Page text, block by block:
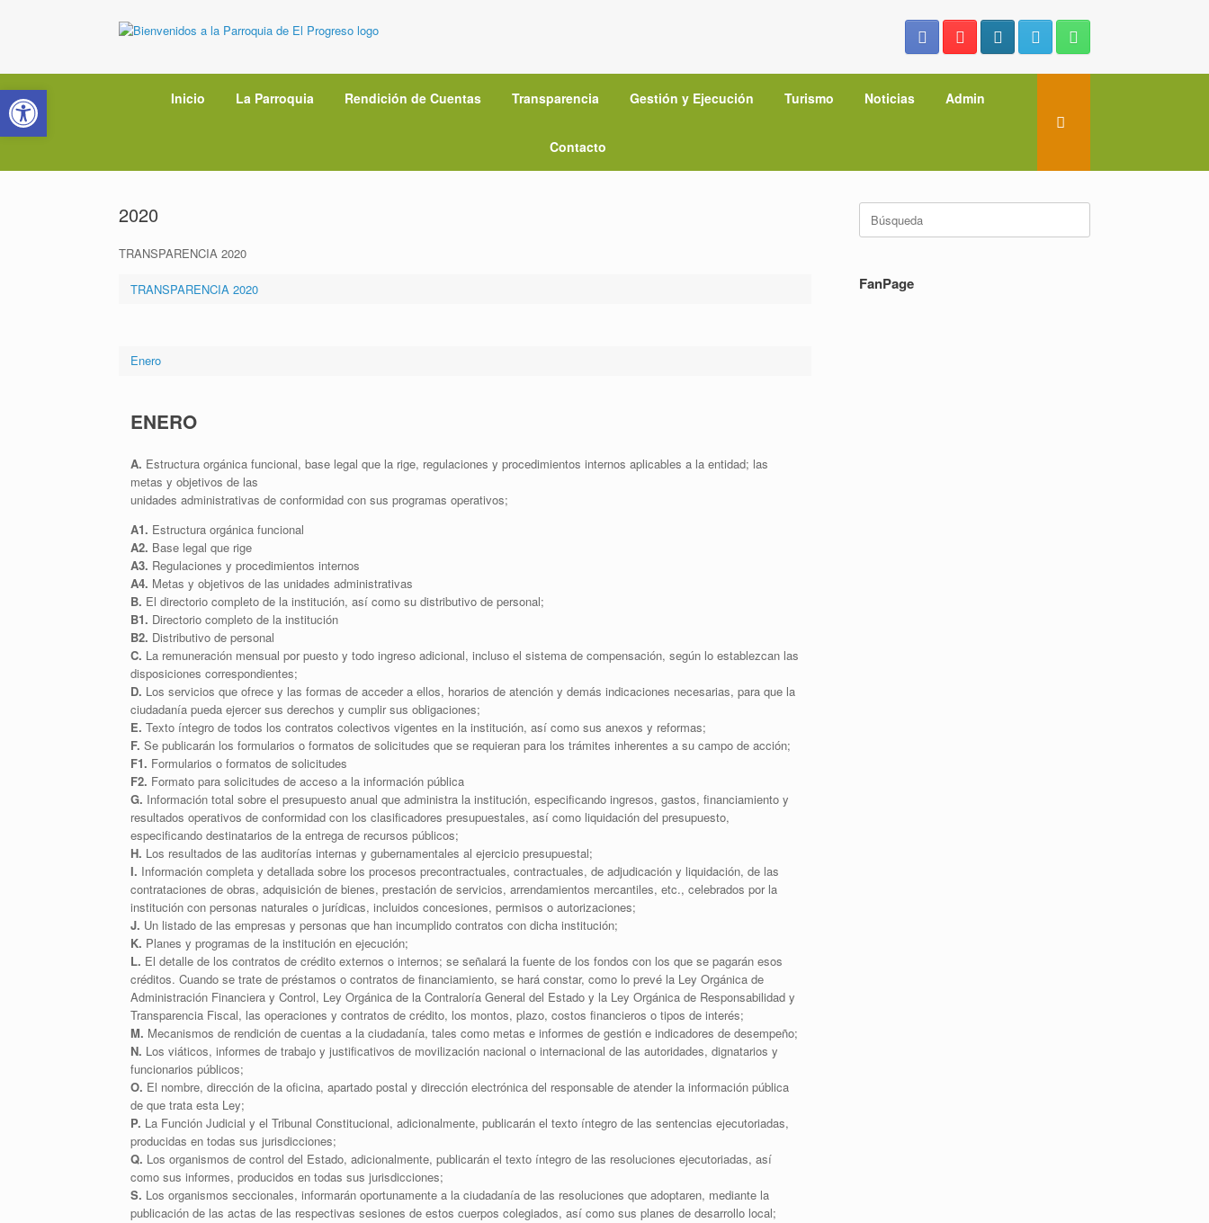
Inicio La Parroquia Rendición de Cuentas Transparencia Gestión y Ejecución Turismo Noticias Admin
Contacto
2020
TRANSPARENCIA 2020
TRANSPARENCIA 2020
Enero
ENERO
A. Estructura orgánica funcional, base legal que la rige, regulaciones y procedimientos internos aplicables a la entidad; las
metas y objetivos de las
unidades administrativas de conformidad con sus programas operativos;
A1. Estructura orgánica funcional
A2. Base legal que rige
A3. Regulaciones y procedimientos internos
A4. Metas y objetivos de las unidades administrativas
B. El directorio completo de la institución, así como su distributivo de personal;
B1. Directorio completo de la institución
B2. Distributivo de personal
C. La remuneración mensual por puesto y todo ingreso adicional, incluso el sistema de compensación, según lo establezcan las
disposiciones correspondientes;
D. Los servicios que ofrece y las formas de acceder a ellos, horarios de atención y demás indicaciones necesarias, para que la
ciudadanía pueda ejercer sus derechos y cumplir sus obligaciones;
E. Texto íntegro de todos los contratos colectivos vigentes en la institución, así como sus anexos y reformas;
F. Se publicarán los formularios o formatos de solicitudes que se requieran para los trámites inherentes a su campo de acción;
F1. Formularios o formatos de solicitudes
F2. Formato para solicitudes de acceso a la información pública
G. Información total sobre el presupuesto anual que administra la institución, especificando ingresos, gastos, financiamiento y
resultados operativos de conformidad con los clasificadores presupuestales, así como liquidación del presupuesto,
especificando destinatarios de la entrega de recursos públicos;
H. Los resultados de las auditorías internas y gubernamentales al ejercicio presupuestal;
I. Información completa y detallada sobre los procesos precontractuales, contractuales, de adjudicación y liquidación, de las
contrataciones de obras, adquisición de bienes, prestación de servicios, arrendamientos mercantiles, etc., celebrados por la
institución con personas naturales o jurídicas, incluidos concesiones, permisos o autorizaciones;
J. Un listado de las empresas y personas que han incumplido contratos con dicha institución;
K. Planes y programas de la institución en ejecución;
L. El detalle de los contratos de crédito externos o internos; se señalará la fuente de los fondos con los que se pagarán esos
créditos. Cuando se trate de préstamos o contratos de financiamiento, se hará constar, como lo prevé la Ley Orgánica de
Administración Financiera y Control, Ley Orgánica de la Contraloría General del Estado y la Ley Orgánica de Responsabilidad y
Transparencia Fiscal, las operaciones y contratos de crédito, los montos, plazo, costos financieros o tipos de interés;
M. Mecanismos de rendición de cuentas a la ciudadanía, tales como metas e informes de gestión e indicadores de desempeño;
N. Los viáticos, informes de trabajo y justificativos de movilización nacional o internacional de las autoridades, dignatarios y
funcionarios públicos;
O. El nombre, dirección de la oficina, apartado postal y dirección electrónica del responsable de atender la información pública
de que trata esta Ley;
P. La Función Judicial y el Tribunal Constitucional, adicionalmente, publicarán el texto íntegro de las sentencias ejecutoriadas,
producidas en todas sus jurisdicciones;
Q. Los organismos de control del Estado, adicionalmente, publicarán el texto íntegro de las resoluciones ejecutoriadas, así
como sus informes, producidos en todas sus jurisdicciones;
S. Los organismos seccionales, informarán oportunamente a la ciudadanía de las resoluciones que adoptaren, mediante la
publicación de las actas de las respectivas sesiones de estos cuerpos colegiados, así como sus planes de desarrollo local;
Buscar:
FanPage
Abrir barra de herramientas